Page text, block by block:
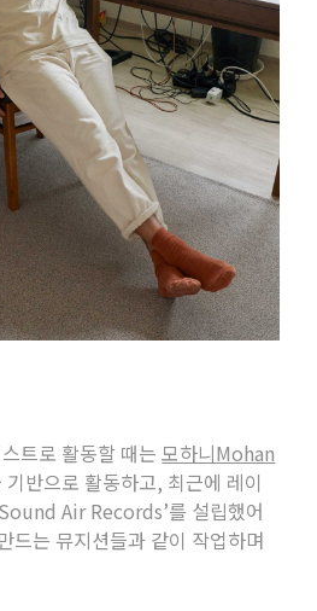
트로 활동할 때는모하니Mohan
기반으로 활동하고, 최근에 레이
ound Air Records’를 설립했어
드는 뮤지션들과 같이 작업하며